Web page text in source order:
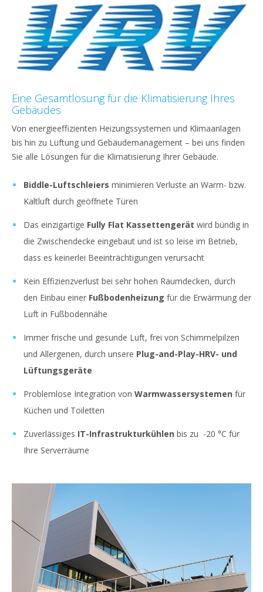
Eine Gesamtlösung für die Klimatisierung Ihres
Gebäudes
Von energieeffizienten Heizungssystemen und Klimaanlagen
bis hin zu Lüftung und Gebäudemanagement – bei uns finden
Sie alle Lösungen für die Klimatisierung Ihrer Gebäude.
Biddle-Luftschleiers minimieren Verluste an Warm- bzw.
Kaltluft durch geöffnete Türen
Das einzigartige Fully Flat Kassettengerät wird bündig in
die Zwischendecke eingebaut und ist so leise im Betrieb,
dass es keinerlei Beeinträchtigungen verursacht
Kein Effizienzverlust bei sehr hohen Raumdecken, durch
den Einbau einer Fußbodenheizung für die Erwärmung der
Luft in Fußbodennähe
Immer frische und gesunde Luft, frei von Schimmelpilzen
und Allergenen, durch unsere Plug-and-Play-HRV- und
Lüftungsgeräte
Problemlose Integration von Warmwassersystemen für
Küchen und Toiletten
Zuverlässiges IT-Infrastrukturkühlen bis zu -20 °C für
Ihre Serverräume